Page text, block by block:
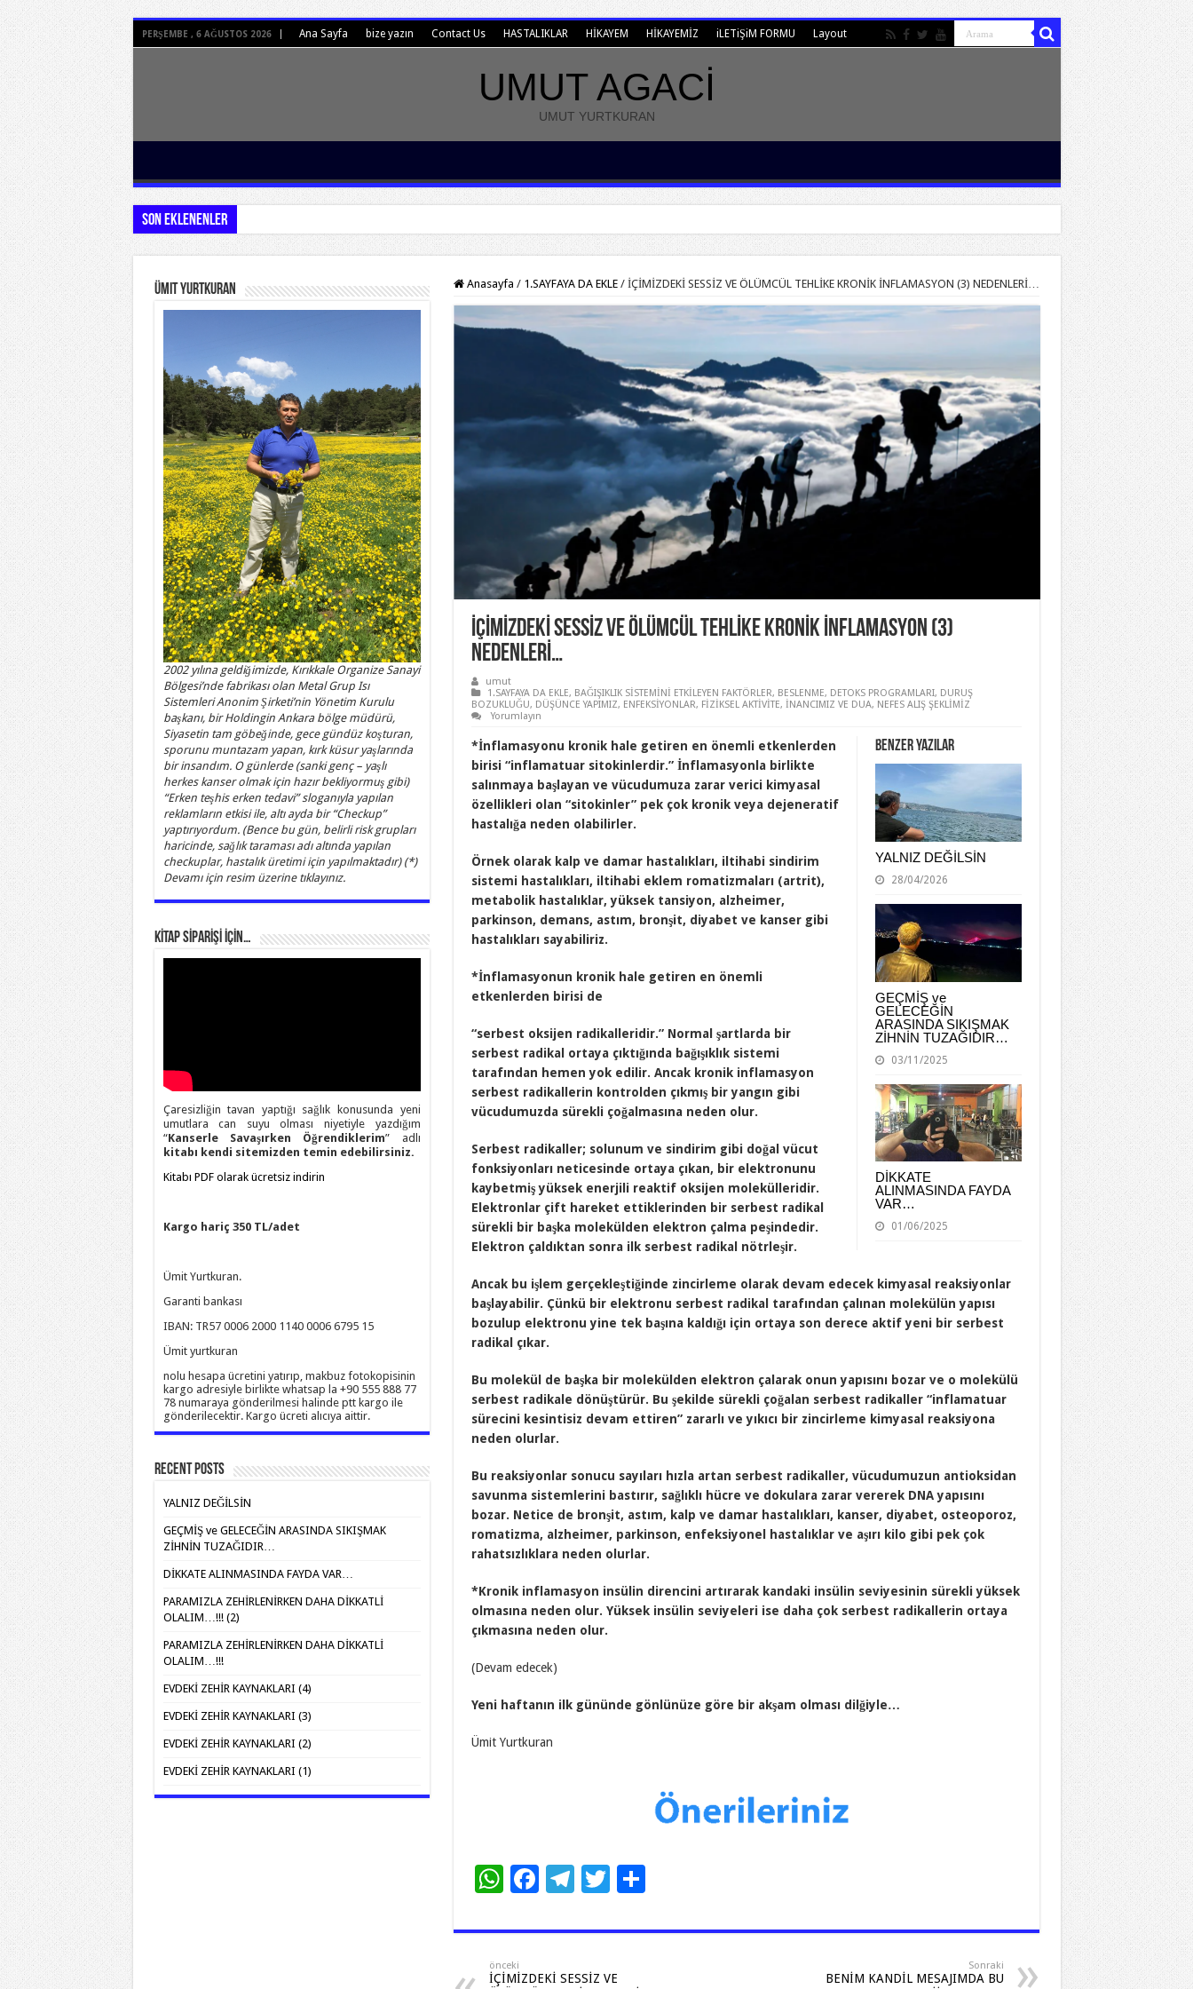
PERŞEMBE , 6 AĞUSTOS 2026 Ana Sayfa bize yazın Contact Us HASTALIKLAR HİKAYEM HİKAYEMİZ iLETiŞiM FORMU Layout
UMUT AGACİ
UMUT YURTKURAN
Son Eklenenler
Anasayfa / 1.SAYFAYA DA EKLE / İÇİMİZDEKİ SESSİZ VE ÖLÜMCÜL TEHLİKE KRONİK İNFLAMASYON (3) NEDENLERİ…
İÇİMİZDEKİ SESSİZ VE ÖLÜMCÜL TEHLİKE KRONİK İNFLAMASYON (3)
NEDENLERİ…
umut
1.SAYFAYA DA EKLE, BAĞIŞIKLIK SİSTEMİNİ ETKİLEYEN FAKTÖRLER, BESLENME, DETOKS PROGRAMLARI, DURUŞ
BOZUKLUĞU, DÜŞÜNCE YAPIMIZ, ENFEKSİYONLAR, FİZİKSEL AKTİVİTE, İNANCIMIZ VE DUA, NEFES ALIŞ ŞEKLİMİZ
Yorumlayın
Benzer yazılar
YALNIZ DEĞİLSİN
28/04/2026
GEÇMİŞ ve
GELECEĞİN
ARASINDA SIKIŞMAK
ZİHNİN TUZAĞIDIR…
03/11/2025
DİKKATE
ALINMASINDA FAYDA
VAR…
01/06/2025
*İnflamasyonu kronik hale getiren en önemli etkenlerden
birisi “inflamatuar sitokinlerdir.” İnflamasyonla birlikte
salınmaya başlayan ve vücudumuza zarar verici kimyasal
özellikleri olan “sitokinler” pek çok kronik veya dejeneratif
hastalığa neden olabilirler.
Örnek olarak kalp ve damar hastalıkları, iltihabi sindirim
sistemi hastalıkları, iltihabi eklem romatizmaları (artrit),
metabolik hastalıklar, yüksek tansiyon, alzheimer,
parkinson, demans, astım, bronşit, diyabet ve kanser gibi
hastalıkları sayabiliriz.
*İnflamasyonun kronik hale getiren en önemli
etkenlerden birisi de
“serbest oksijen radikalleridir.” Normal şartlarda bir
serbest radikal ortaya çıktığında bağışıklık sistemi
tarafından hemen yok edilir. Ancak kronik inflamasyon
serbest radikallerin kontrolden çıkmış bir yangın gibi
vücudumuzda sürekli çoğalmasına neden olur.
Serbest radikaller; solunum ve sindirim gibi doğal vücut
fonksiyonları neticesinde ortaya çıkan, bir elektronunu
kaybetmiş yüksek enerjili reaktif oksijen molekülleridir.
Elektronlar çift hareket ettiklerinden bir serbest radikal
sürekli bir başka molekülden elektron çalma peşindedir.
Elektron çaldıktan sonra ilk serbest radikal nötrleşir.
Ancak bu işlem gerçekleştiğinde zincirleme olarak devam edecek kimyasal reaksiyonlar
başlayabilir. Çünkü bir elektronu serbest radikal tarafından çalınan molekülün yapısı
bozulup elektronu yine tek başına kaldığı için ortaya son derece aktif yeni bir serbest
radikal çıkar.
Bu molekül de başka bir molekülden elektron çalarak onun yapısını bozar ve o molekülü
serbest radikale dönüştürür. Bu şekilde sürekli çoğalan serbest radikaller “inflamatuar
sürecini kesintisiz devam ettiren” zararlı ve yıkıcı bir zincirleme kimyasal reaksiyona
neden olurlar.
Bu reaksiyonlar sonucu sayıları hızla artan serbest radikaller, vücudumuzun antioksidan
savunma sistemlerini bastırır, sağlıklı hücre ve dokulara zarar vererek DNA yapısını
bozar. Netice de bronşit, astım, kalp ve damar hastalıkları, kanser, diyabet, osteoporoz,
romatizma, alzheimer, parkinson, enfeksiyonel hastalıklar ve aşırı kilo gibi pek çok
rahatsızlıklara neden olurlar.
*Kronik inflamasyon insülin direncini artırarak kandaki insülin seviyesinin sürekli yüksek
olmasına neden olur. Yüksek insülin seviyeleri ise daha çok serbest radikallerin ortaya
çıkmasına neden olur.
(Devam edecek)
Yeni haftanın ilk gününde gönlünüze göre bir akşam olması dilğiyle…
Ümit Yurtkuran
W
at
sA
F
e
b
T
e
gr
T
tt ar
önceki
İÇİMİZDEKİ SESSİZ VE
Sonraki
BENİM KANDİL MESAJIMDA BU
Ümit Yurtkuran
2002 yılına geldiğimizde, Kırıkkale Organize Sanayi
Bölgesi’nde fabrikası olan Metal Grup Isı
Sistemleri Anonim Şirketi’nin Yönetim Kurulu
başkanı, bir Holdingin Ankara bölge müdürü,
Siyasetin tam göbeğinde, gece gündüz koşturan,
sporunu muntazam yapan, kırk küsur yaşlarında
bir insandım. O günlerde (sanki genç – yaşlı
herkes kanser olmak için hazır bekliyormuş gibi)
“Erken teşhis erken tedavi” sloganıyla yapılan
reklamların etkisi ile, altı ayda bir “Checkup”
yaptırıyordum. (Bence bu gün, belirli risk grupları
haricinde, sağlık taraması adı altında yapılan
checkuplar, hastalık üretimi için yapılmaktadır) (*)
Devamı için resim üzerine tıklayınız.
KİTAP SİPARİŞİ İÇİN…
Çaresizliğin tavan yaptığı sağlık konusunda yeni
umutlara can suyu olması niyetiyle yazdığım
“Kanserle Savaşırken Öğrendiklerim” adlı
kitabı kendi sitemizden temin edebilirsiniz.
Kitabı PDF olarak ücretsiz indirin
Kargo hariç 350 TL/adet
Ümit Yurtkuran.
Garanti bankası
IBAN: TR57 0006 2000 1140 0006 6795 15
Ümit yurtkuran
nolu hesapa ücretini yatırıp, makbuz fotokopisinin
kargo adresiyle birlikte whatsap la +90 555 888 77
78 numaraya gönderilmesi halinde ptt kargo ile
gönderilecektir. Kargo ücreti alıcıya aittir.
Recent Posts
YALNIZ DEĞİLSİN
GEÇMİŞ ve GELECEĞİN ARASINDA SIKIŞMAK
ZİHNİN TUZAĞIDIR…
DİKKATE ALINMASINDA FAYDA VAR…
PARAMIZLA ZEHİRLENİRKEN DAHA DİKKATLİ
OLALIM…!!! (2)
PARAMIZLA ZEHİRLENİRKEN DAHA DİKKATLİ
OLALIM…!!!
EVDEKİ ZEHİR KAYNAKLARI (4)
EVDEKİ ZEHİR KAYNAKLARI (3)
EVDEKİ ZEHİR KAYNAKLARI (2)
EVDEKİ ZEHİR KAYNAKLARI (1)